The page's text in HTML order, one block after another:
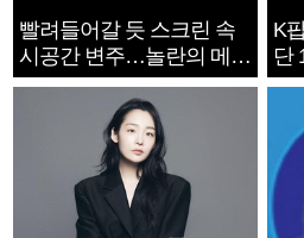
빨려들어갈 듯 스크린 속
시공간 변주…놀란의 메시
지는 ‘전쟁 속죄’
K
단